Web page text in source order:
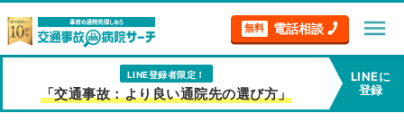
無料 電話相談 menu
LINE登録者限定！
「交通事故：より良い通院先の選び方」
LINEに
登録